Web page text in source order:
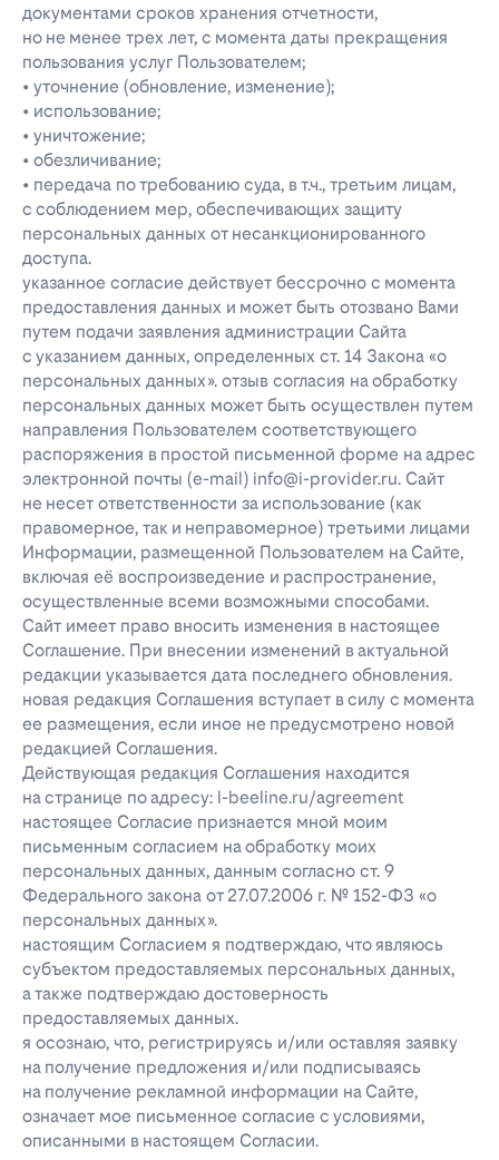
документами сроков хранения отчетности,
но не менее трех лет, с момента даты прекращения
пользования услуг Пользователем;
• уточнение (обновление, изменение);
• использование;
• уничтожение;
• обезличивание;
• передача по требованию суда, в т.ч., третьим лицам,
с соблюдением мер, обеспечивающих защиту
персональных данных от несанкционированного
доступа.
указанное согласие действует бессрочно с момента
предоставления данных и может быть отозвано Вами
путем подачи заявления администрации Сайта
с указанием данных, определенных ст. 14 Закона «о
персональных данных». отзыв согласия на обработку
персональных данных может быть осуществлен путем
направления Пользователем соответствующего
распоряжения в простой письменной форме на адрес
электронной почты (e-mail) info@i-provider.ru. Сайт
не несет ответственности за использование (как
правомерное, так и неправомерное) третьими лицами
Информации, размещенной Пользователем на Сайте,
включая её воспроизведение и распространение,
осуществленные всеми возможными способами.
Сайт имеет право вносить изменения в настоящее
Соглашение. При внесении изменений в актуальной
редакции указывается дата последнего обновления.
новая редакция Соглашения вступает в силу с момента
ее размещения, если иное не предусмотрено новой
редакцией Соглашения.
Действующая редакция Соглашения находится
на странице по адресу: l-beeline.ru/agreement
настоящее Согласие признается мной моим
письменным согласием на обработку моих
персональных данных, данным согласно ст. 9
Федерального закона от 27.07.2006 г. № 152-ФЗ «о
персональных данных».
настоящим Согласием я подтверждаю, что являюсь
субъектом предоставляемых персональных данных,
а также подтверждаю достоверность
предоставляемых данных.
я осознаю, что, регистрируясь и/или оставляя заявку
на получение предложения и/или подписываясь
на получение рекламной информации на Сайте,
означает мое письменное согласие с условиями,
описанными в настоящем Согласии.